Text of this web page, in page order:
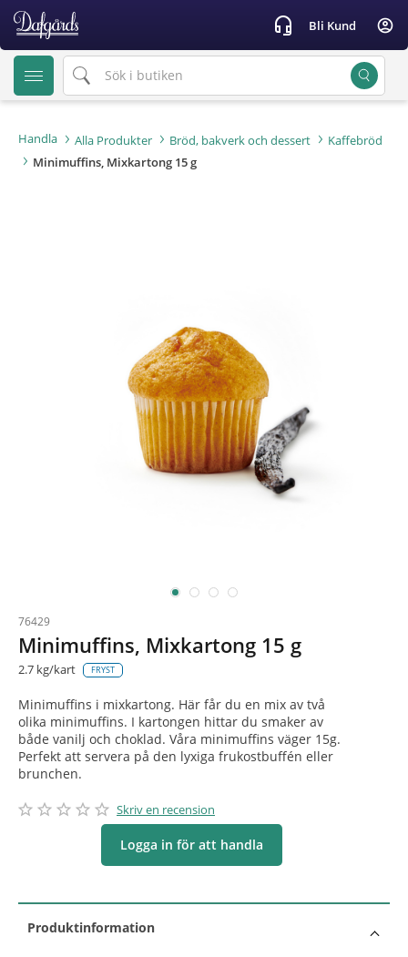
text.skipToContent
text.skipToNavigation
headset_mic Bli Kund account_circle
Handla Alla Produkter Bröd, bakverk och dessert
Kaffebröd
Minimuffins, Mixkartong 15 g
76429
Minimuffins, Mixkartong 15 g
2.7 kg/kart FRYST
Minimuffins i mixkartong. Här får du en mix av två
olika minimuffins. I kartongen hittar du smaker av
både vanilj och choklad. Våra minimuffins väger 15g.
Perfekt att servera på den lyxiga frukostbuffén eller
brunchen.
star_border star_border star_border star_border star_border
star star star star star Skriv en recension
Logga in för att handla
Produktinformation